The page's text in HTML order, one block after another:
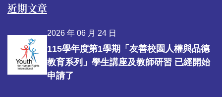
近期文章
2026 年 06 月 24 日
115學年度第1學期「友善校園人權與品德
教育系列」學生講座及教師研習 已經開始
申請了